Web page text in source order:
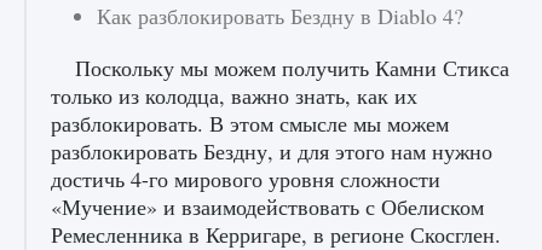
Как разблокировать Бездну в Diablo 4?
Поскольку мы можем получить Камни Стикса
только из колодца, важно знать, как их
разблокировать. В этом смысле мы можем
разблокировать Бездну, и для этого нам нужно
достичь 4-го мирового уровня сложности
«Мучение» и взаимодействовать с Обелиском
Ремесленника в Керригаре, в регионе Скосглен.